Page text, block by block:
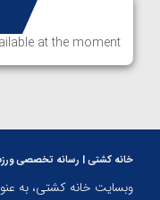
at the moment.
خانه کشتی | رسانه تخصصی
وبسایت خانه کشتی، به